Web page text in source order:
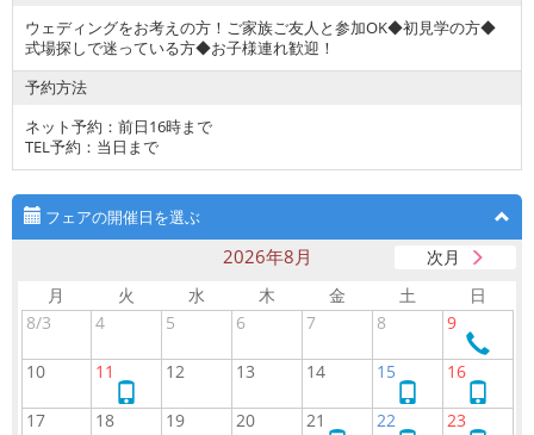
ウェディングをお考えの方！ご家族ご友人と参加OK◆初見学の方◆
式場探しで迷っている方◆お子様連れ歓迎！
予約方法
ネット予約：前日16時まで
TEL予約：当日まで
フェアの開催日を選ぶ
2026年8月
次月
月
火 水 木 金 土
日
8/3
4 5 6 7 8 9
電
話
予
10 11
ッ
12 13 14 15
ッ
16
ッ
17 18 19 20 21 22 23